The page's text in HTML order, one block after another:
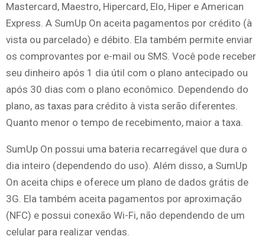
Mastercard, Maestro, Hipercard, Elo, Hiper e American
Express. A SumUp On aceita pagamentos por crédito (à
vista ou parcelado) e débito. Ela também permite enviar
os comprovantes por e-mail ou SMS. Você pode receber
seu dinheiro após 1 dia útil com o plano antecipado ou
após 30 dias com o plano econômico. Dependendo do
plano, as taxas para crédito à vista serão diferentes.
Quanto menor o tempo de recebimento, maior a taxa.
SumUp On possui uma bateria recarregável que dura o
dia inteiro (dependendo do uso). Além disso, a SumUp
On aceita chips e oferece um plano de dados grátis de
3G. Ela também aceita pagamentos por aproximação
(NFC) e possui conexão Wi-Fi, não dependendo de um
celular para realizar vendas.